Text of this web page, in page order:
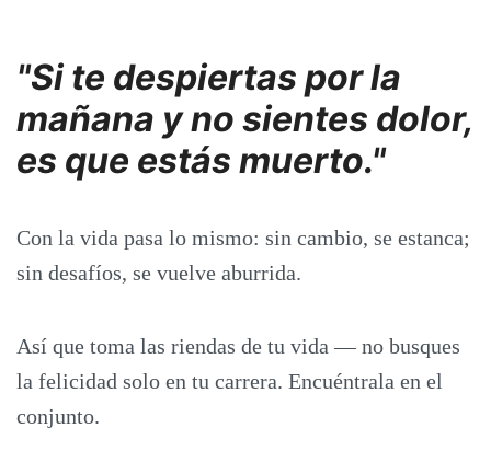
"Si te despiertas por la
mañana y no sientes dolor,
es que estás muerto."
Con la vida pasa lo mismo: sin cambio, se estanca;
sin desafíos, se vuelve aburrida.
Así que toma las riendas de tu vida — no busques
la felicidad solo en tu carrera. Encuéntrala en el
conjunto.